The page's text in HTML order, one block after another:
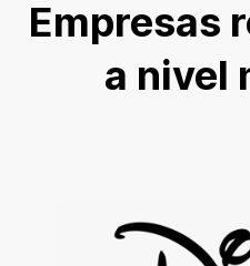
Empresas
a nivel